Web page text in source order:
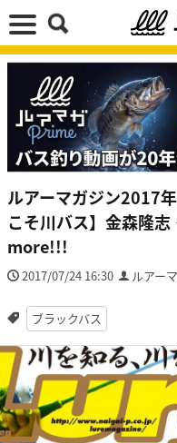
ルアーマガジン2017
こそ川バス】金森隆
more!!!
2017/07/24 16:30 ルアー
ブラックバス